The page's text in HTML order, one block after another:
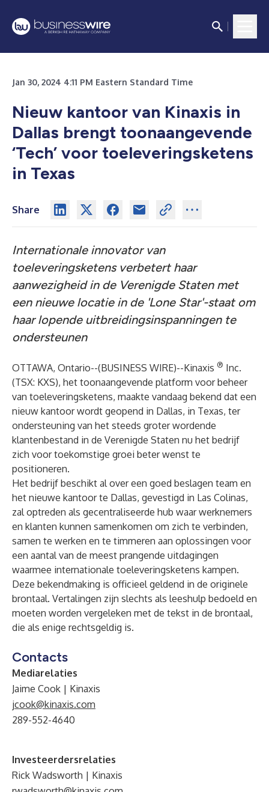
Jan 30, 2024 4:11 PM Eastern Standard Time
Nieuw kantoor van Kinaxis in
Dallas brengt toonaangevende
‘Tech’ voor toeleveringsketens
in Texas
Share
Internationale innovator van
toeleveringsketens verbetert haar
aanwezigheid in de Verenigde Staten met
een nieuwe locatie in de 'Lone Star'-staat om
haar lopende uitbreidingsinspanningen te
ondersteunen
OTTAWA, Ontario--(BUSINESS WIRE)--Kinaxis ® Inc.
(TSX: KXS), het toonaangevende platform voor beheer
van toeleveringsketens, maakte vandaag bekend dat een
nieuw kantoor wordt geopend in Dallas, in Texas, ter
ondersteuning van het steeds groter wordende
klantenbestand in de Verenigde Staten nu het bedrijf
zich voor toekomstige groei beter wenst te
positioneren.
Het bedrijf beschikt al over een goed beslagen team en
het nieuwe kantoor te Dallas, gevestigd in Las Colinas,
zal optreden als gecentraliseerde hub waar werknemers
en klanten kunnen samenkomen om zich te verbinden,
samen te werken en te timmeren aan oplossingen voor
een aantal van de meest prangende uitdagingen
waarmee internationale toeleveringsketens kampen.
Deze bekendmaking is officieel geldend in de originele
brontaal. Vertalingen zijn slechts als leeshulp bedoeld en
moeten worden vergeleken met de tekst in de brontaal,
die als enige rechtsgeldig is.
Contacts
Mediarelaties
Jaime Cook | Kinaxis
jcook@kinaxis.com
289-552-4640
Investeerdersrelaties
Rick Wadsworth | Kinaxis